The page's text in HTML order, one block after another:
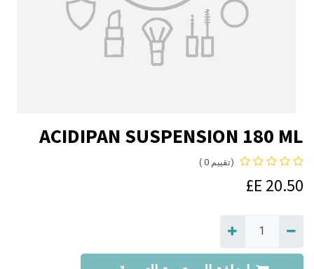
ACIDIPAN SUSPENSION 180 ML
(تقييم 0 )
20.50